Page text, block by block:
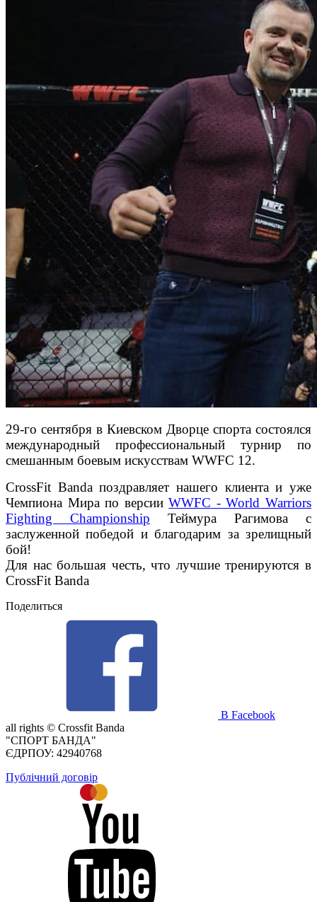
29-го сентября в Киевском Дворце спорта состоялся
международный профессиональный турнир по
смешанным боевым искусствам WWFC 12.
CrossFit Banda поздравляет нашего клиента и уже
Чемпиона Мира по версииWWFC - World Warriors
Fighting Championship Теймура Рагимова с
заслуженной победой и благодарим за зрелищный
бой!
Для нас большая честь, что лучшие тренируются в
CrossFit Banda
Поделиться
В Facebook
all rights © Crossfit Banda
"СПОРТ БАНДА"
ЄДРПОУ: 42940768
Публічний договір